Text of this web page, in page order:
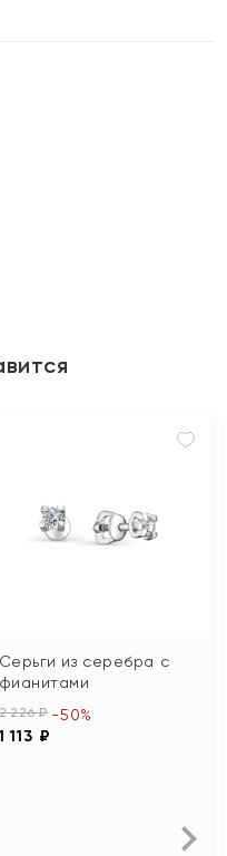
Серьги из серебра с
фианитами
226 ₽
113 ₽
-50%